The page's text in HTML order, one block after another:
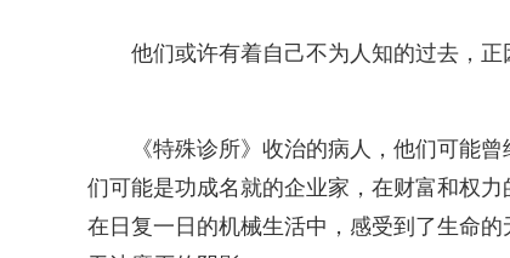
他们或许有着自己不为人知的过去，
《特殊诊所》收治的病人，他们可能
们可能是功成名就的企业家，在财富和权
在日复一日的机械生活中，感受到了生命